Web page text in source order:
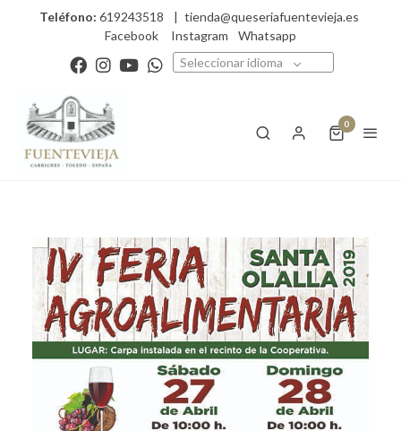
Teléfono: 619243518 | tienda@queseriafuentevieja.es
Facebook
Instagram
Whatsapp
Seleccionar idioma
0